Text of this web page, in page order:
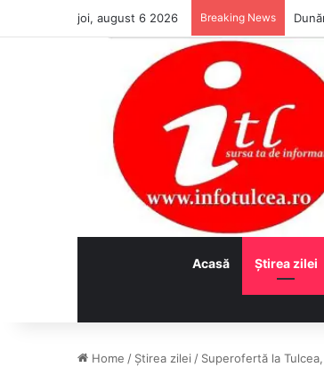
joi, august 6 2026 Breaking News
Acasă Ştirea zilei
Home / Ştirea zilei / Superofertă la